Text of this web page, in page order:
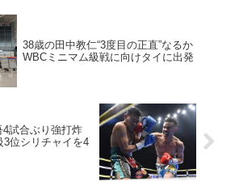
38歳の田中教仁“3度目の正直”なるか
WBCミニマム級戦に向けタイに出発
試合ぶり強打炸
位シリチャイを4